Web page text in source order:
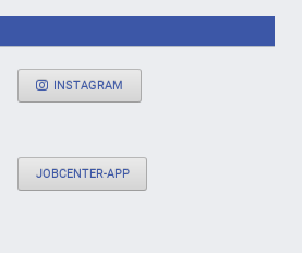
INSTAGRAM
JOBCENTER-APP